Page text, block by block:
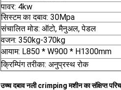
पावर: 4kw
सिस्टम का दबाव: 30Mpa
संचालित मोड: ऑटो, मैनुअल, पेडल
वजन: 350kg-370kg
आयाम: L850 * W900 * H1300mm
क्रिम्पिंग तरीका: अनुप्रस्थ रोक
उच्च दबाव नली crimping मशीन का संक्षिप्त